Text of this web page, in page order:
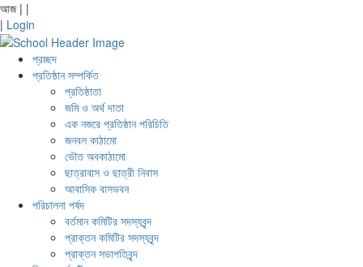
আজ | |
| Login
প্রচ্ছদ
প্রতিষ্ঠান সম্পর্কিত
প্রতিষ্ঠাতা
জমি ও অর্থ দাতা
এক নজরে প্রতিষ্ঠান পরিচিতি
জনবল কাঠামো
ভৌত অবকাঠামো
ছাত্রাবাস ও ছাত্রী নিবাস
আবাসিক বাসভবন
পরিচালনা পর্ষদ
বর্তমান কমিটির সদস্যবৃন্দ
প্রাক্তন কমিটির সদস্যবৃন্দ
প্রাক্তন সভাপতিবৃন্দ